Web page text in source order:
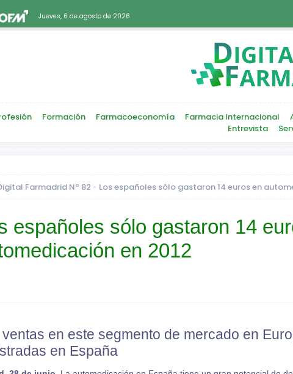
Jueves, 6 de agosto de 2026
Formación Farmacoeconomía Farmacia Internacional
Entrevista
Farmadrid Nº 82 Los españoles sólo gastaron 14 euros en
españoles sólo gastaron 14
en 2012
ventas en este segmento de mercado en
en España